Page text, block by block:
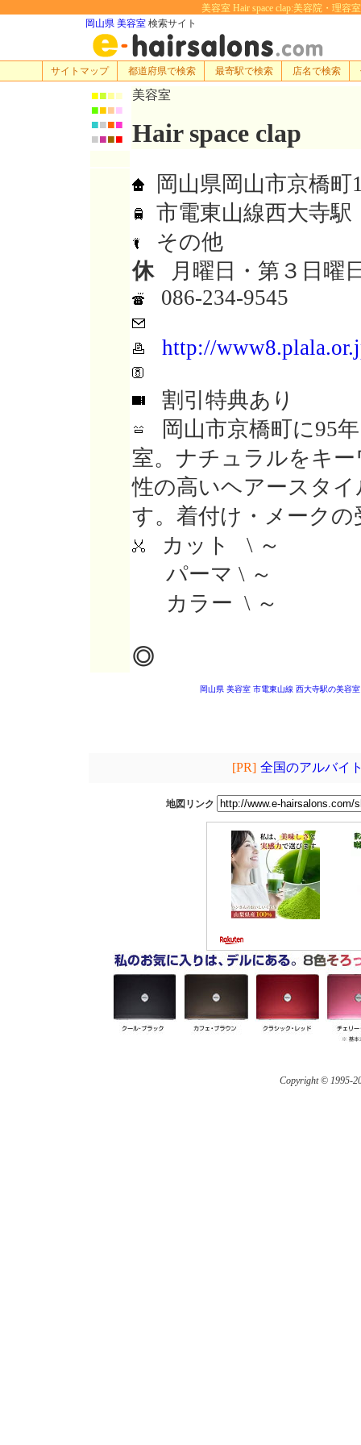
美容室 Hair space clap:美容院・理容
岡山県 美容室 検索サイト
サイトマップ 都道府県で検索 最寄駅で検索 店名で検索
■■■■
■■■■
■■■■
■■■■
美容室
Hair space clap
岡山県岡山市京橋町
市電東山線西大寺駅
その他
休月曜日・第３日曜
086-234-9545
http://
割引特典あり
岡山市京橋町に95
室。ナチュラルをキ
性の高いヘアースタ
す。着付け・メーク
カット \ ～
パーマ \ ～
カラー \ ～
◎
岡山県 美容室 市電東山線 西大寺駅の美容室
[PR] 全国のアルバイ
地図リンク
Copyright © 1995-